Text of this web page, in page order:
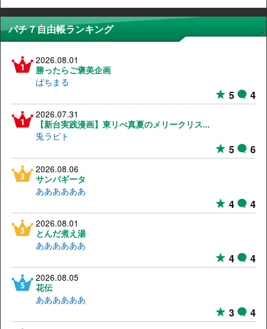
パチ７自由帳ランキング
2026.08.01
勝ったらご褒美企画
ぱちまる
5 4
2026.07.31
【新台実践漫画】東リべ真夏のメリークリス...
兎ラビト
5 6
2026.08.06
サンパギータ
ああああああ
4 4
2026.08.01
とんだ煮え湯
ああああああ
4 4
2026.08.05
花伝
ああああああ
3 4